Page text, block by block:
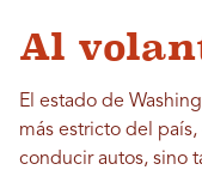
Al
El estado de
más estricto del
conducir autos, sino